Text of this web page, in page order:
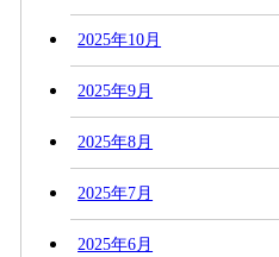
2025年10月
2025年9月
2025年8月
2025年7月
2025年6月